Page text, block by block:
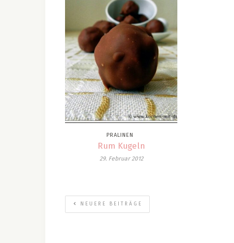
PRALINEN
Rum Kugeln
29. Februar 2012
NEUERE BEITRÄGE